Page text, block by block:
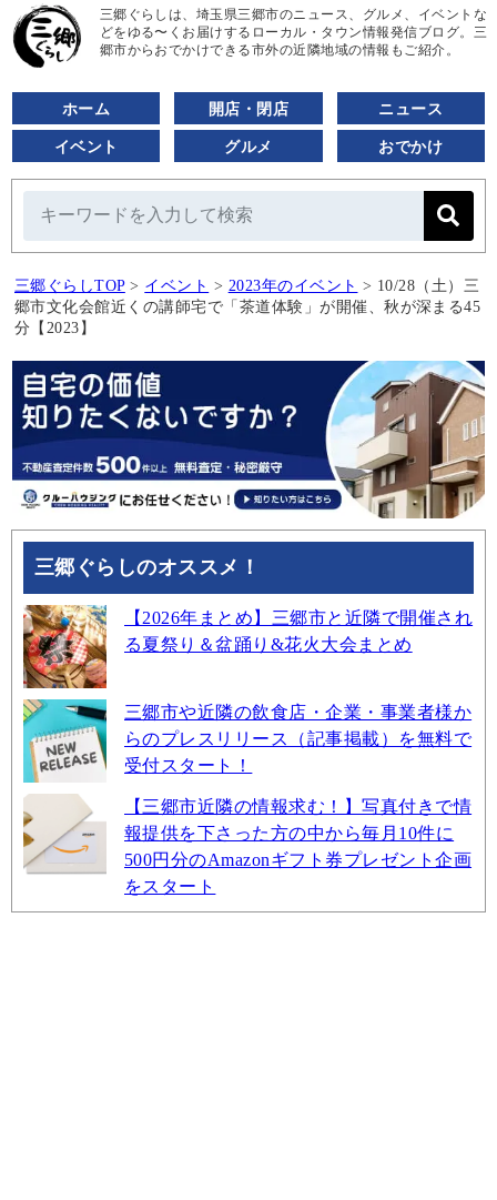
三郷ぐらしは、埼玉県三郷市のニュース、グルメ、イベントな
どをゆる〜くお届けするローカル・タウン情報発信ブログ。三
郷市からおでかけできる市外の近隣地域の情報もご紹介。
ホーム 開店・閉店 ニュース
イベント グルメ おでかけ
三郷ぐらしTOP > イベント > 2023年のイベント > 10/28（土）三
郷市文化会館近くの講師宅で「茶道体験」が開催、秋が深まる45
分【2023】
三郷ぐらしのオススメ！
【2026年まとめ】三郷市と近隣で開催され
る夏祭り＆盆踊り&花火大会まとめ
三郷市や近隣の飲食店・企業・事業者様か
らのプレスリリース（記事掲載）を無料で
受付スタート！
【三郷市近隣の情報求む！】写真付きで情
報提供を下さった方の中から毎月10件に
500円分のAmazonギフト券プレゼント企画
をスタート